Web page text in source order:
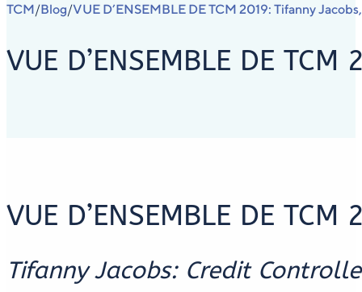
TCM/Blog/VUE D’ENSEMBLE DE TCM 2019: Tifanny
VUE D’ENSEMBLE DE
VUE D’ENSEMBLE DE TCM
Tifanny Jacobs: Credit